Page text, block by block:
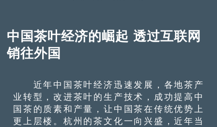
中国茶叶经济的崛起 透过互联网
销往外国
近年中国茶叶经济迅速发展，各地茶产
业转型，改进茶叶的生产技术，成功提高中
国茶的质素和产量，让中国茶在传统优势上
更上层楼。杭州的茶文化一向兴盛，近年当